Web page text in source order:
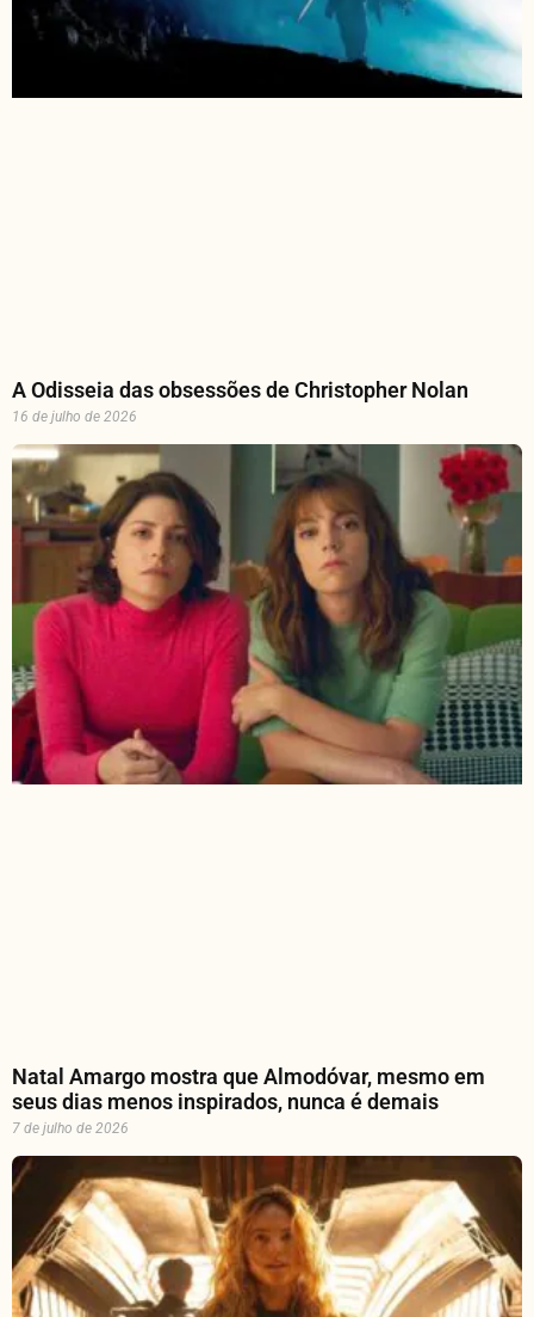
A Odisseia das obsessões de Christopher Nolan
16 de julho de 2026
Natal Amargo mostra que Almodóvar, mesmo em
seus dias menos inspirados, nunca é demais
7 de julho de 2026